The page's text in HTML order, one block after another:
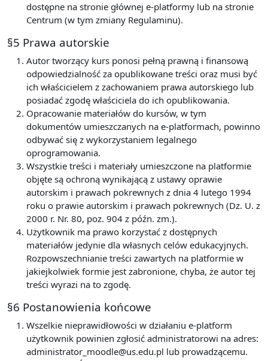
dostępne na stronie głównej e-platformy lub na stronie
Centrum (w tym zmiany Regulaminu).
§5 Prawa autorskie
Autor tworzący kurs ponosi pełną prawną i finansową
odpowiedzialność za opublikowane treści oraz musi być
ich właścicielem z zachowaniem prawa autorskiego lub
posiadać zgodę właściciela do ich opublikowania.
Opracowanie materiałów do kursów, w tym
dokumentów umieszczanych na e-platformach, powinno
odbywać się z wykorzystaniem legalnego
oprogramowania.
Wszystkie treści i materiały umieszczone na platformie
objęte są ochroną wynikającą z ustawy oprawie
autorskim i prawach pokrewnych z dnia 4 lutego 1994
roku o prawie autorskim i prawach pokrewnych (Dz. U. z
2000 r. Nr. 80, poz. 904 z późn. zm.).
Użytkownik ma prawo korzystać z dostępnych
materiałów jedynie dla własnych celów edukacyjnych.
Rozpowszechnianie treści zawartych na platformie w
jakiejkolwiek formie jest zabronione, chyba, że autor tej
treści wyrazi na to zgodę.
§6 Postanowienia końcowe
Wszelkie nieprawidłowości w działaniu e-platform
użytkownik powinien zgłosić administratorowi na adres:
administrator_moodle@us.edu.pl lub prowadzącemu.